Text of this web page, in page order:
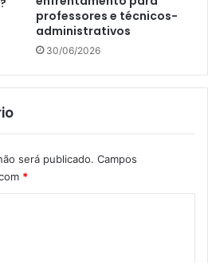
professores e técnicos-
administrativos
30/06/2026
será publicado. Campos
*